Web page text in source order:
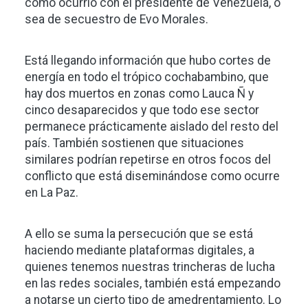
sea de secuestro de Evo Morales.
Está llegando información que hubo cortes de
energía en todo el trópico cochabambino, que
hay dos muertos en zonas como Lauca Ñ y
cinco desaparecidos y que todo ese sector
permanece prácticamente aislado del resto del
país. También sostienen que situaciones
similares podrían repetirse en otros focos del
conflicto que está diseminándose como ocurre
en La Paz.
A ello se suma la persecución que se está
haciendo mediante plataformas digitales, a
quienes tenemos nuestras trincheras de lucha
en las redes sociales, también está empezando
a notarse un cierto tipo de amedrentamiento. Lo